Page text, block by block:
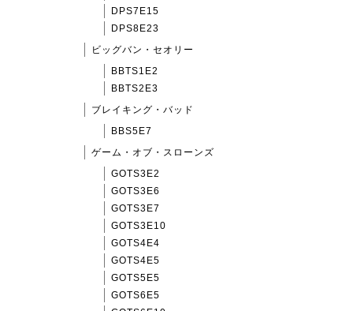
DPS7E15
DPS8E23
ビッグバン・セオリー
BBTS1E2
BBTS2E3
ブレイキング・バッド
BBS5E7
ゲーム・オブ・スローンズ
GOTS3E2
GOTS3E6
GOTS3E7
GOTS3E10
GOTS4E4
GOTS4E5
GOTS5E5
GOTS6E5